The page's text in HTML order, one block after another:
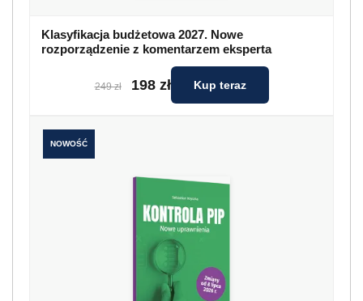
Klasyfikacja budżetowa 2027. Nowe
rozporządzenie z komentarzem eksperta
249 zł 198 zł Kup teraz
NOWOŚĆ